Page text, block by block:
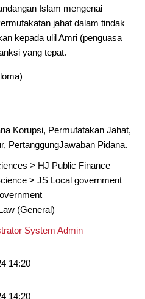
Islam mengenai
jahat dalam tindak
kepada ulil Amri (penguasa
yang tepat.
Korupsi, Permufatakan Jahat,
PertanggungJawaban Pidana.
> HJ Public Finance
> JS Local government
(General)
System Admin
14:20
14:20